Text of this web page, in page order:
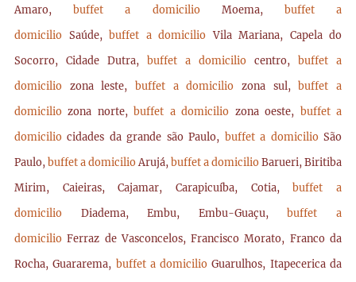
Amaro,buffet a domicilio Moema, buffet a
domicilio Saúde, buffet a domicilioVila Mariana, Capela do
Socorro, Cidade Dutra, buffet a domicilio centro, buffet a
domicilio zona leste,buffet a domiciliozona sul,buffet a
domiciliozona norte,buffet a domicilio zona oeste, buffet a
domiciliocidades da grande são Paulo, buffet a domicilioSão
Paulo,buffet a domicilioArujá,buffet a domicilioBarueri, Biritiba
Mirim, Caieiras, Cajamar, Carapicuíba, Cotia,buffet a
domicilio Diadema, Embu, Embu-Guaçu,buffet a
domicilioFerraz de Vasconcelos, Francisco Morato, Franco da
Rocha, Guararema, buffet a domicilioGuarulhos, Itapecerica da